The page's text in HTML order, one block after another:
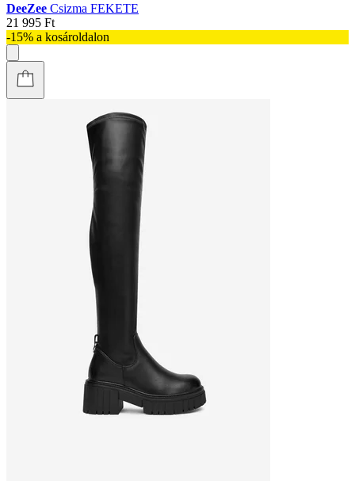
DeeZee Csizma FEKETE
21 995 Ft
-15% a kosároldalon